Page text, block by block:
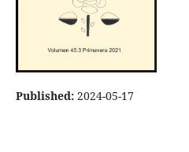
Published: 2024-05-17